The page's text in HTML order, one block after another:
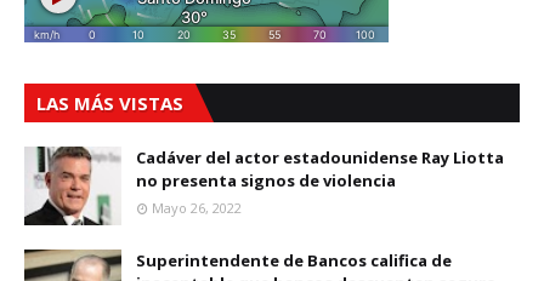
LAS MÁS VISTAS
Cadáver del actor estadounidense Ray Liotta
no presenta signos de violencia
Mayo 26, 2022
Superintendente de Bancos califica de